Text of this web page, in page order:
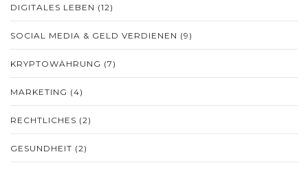
DIGITALES LEBEN (12)
SOCIAL MEDIA & GELD VERDIENEN (9)
KRYPTOWÄHRUNG (7)
MARKETING (4)
RECHTLICHES (2)
GESUNDHEIT (2)